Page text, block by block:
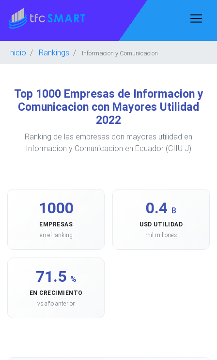
Inicio Rankings Informacion y Comunicacion
Top 1000 Empresas de Informacion y
Comunicacion con Mayores Utilidad
2022
Ranking de las empresas con mayores utilidad en
Informacion y Comunicacion en Ecuador (CIIU J)
1000
EMPRESAS
en el ranking
0.4 B
USD UTILIDAD
mil millones
71.5 %
EN CRECIMIENTO
vs año anterior